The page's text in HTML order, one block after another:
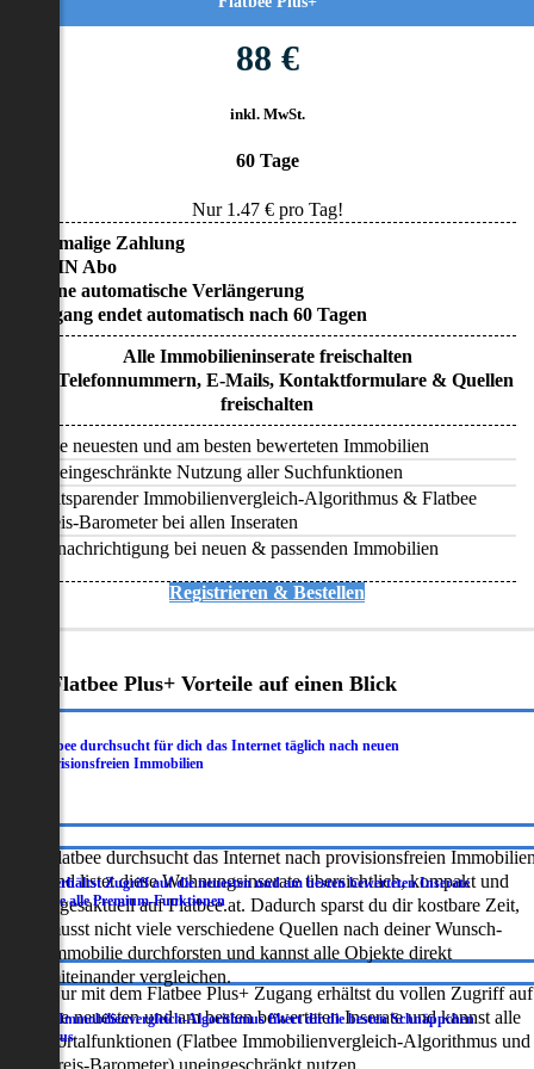
88 €
inkl. MwSt.
60 Tage
Nur 1.47€ pro Tag!
• Einmalige Zahlung
• KEIN Abo
• Keine automatische Verlängerung
• Zugang endet automatisch nach 60 Tagen
Alle Immobilieninserate freischalten
Alle Telefonnummern, E-Mails, Kontaktformulare & Quellen
freischalten
Alle neuesten und am besten bewerteten Immobilien
Uneingeschränkte Nutzung aller Suchfunktionen
Zeitsparender Immobilienvergleich-Algorithmus & Flatbee
Preis-Barometer bei allen Inseraten
Benachrichtigung bei neuen & passenden Immobilien
Registrieren & Bestellen
Flatbee Plus+ Vorteile auf einen Blick
Flatbee durchsucht für dich das Internet täglich nach neuen
provisionsfreien Immobilien
Flatbee durchsucht das Internet nach provisionsfreien
und listet diese Wohnungsinserate übersichtlich, kompakt und
tagesaktuell auf Flatbee.at. Dadurch sparst du dir kostbare Zeit,
musst nicht viele verschiedene Quellen nach deiner Wunsch-
Immobilie durchforsten und kannst alle Objekte direkt
miteinander vergleichen.
Du erhältst Zugriff auf die neuesten und am besten bewerteten Inserate
sowie alle Premium-Funktionen
Nur mit dem Flatbee Plus+ Zugang erhältst du vollen Zugriff auf
die neuesten und am besten bewerteten Inserate und kannst alle
Portalfunktionen (Flatbee Immobilienvergleich-Algorithmus und
Der Immobilienvergleich-Algorithmus filtert dir die besten Schnäppchen
heraus